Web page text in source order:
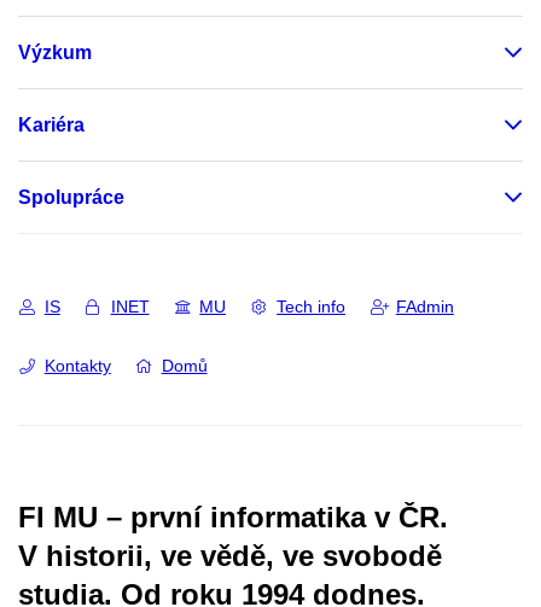
Výzkum
Kariéra
Spolupráce
IS INET MU Tech info FAdmin
Kontakty Domů
FI MU – první informatika v ČR.
V historii, ve vědě, ve svobodě
studia. Od roku 1994 dodnes.